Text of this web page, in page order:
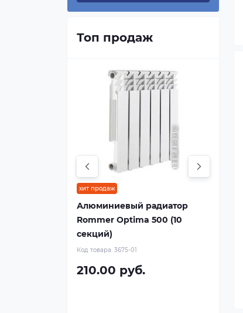
Топ продаж
хит продаж
Алюминиевый радиатор
Rommer Optima 500 (10
секций)
Код товара: 3675-01
210.00 руб.